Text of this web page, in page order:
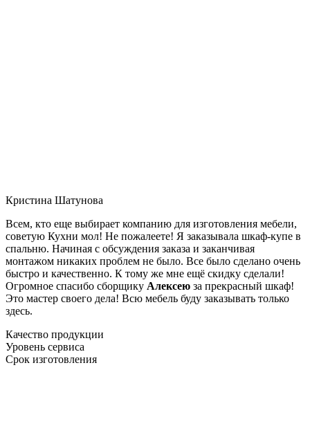
Кристина Шатунова
Всем, кто еще выбирает компанию для изготовления мебели,
советую Кухни мол! Не пожалеете! Я заказывала шкаф-купе в
спальню. Начиная с обсуждения заказа и заканчивая
монтажом никаких проблем не было. Все было сделано очень
быстро и качественно. К тому же мне ещё скидку сделали!
Огромное спасибо сборщику Алексею за прекрасный шкаф!
Это мастер своего дела! Всю мебель буду заказывать только
здесь.
Качество продукции
Уровень сервиса
Срок изготовления